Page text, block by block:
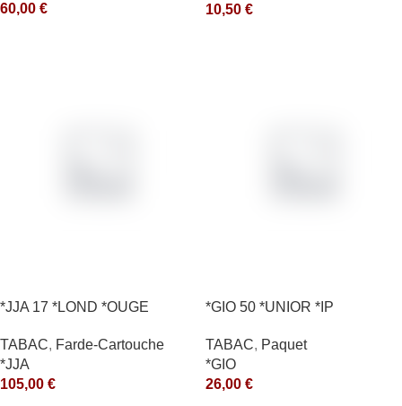
60,00 €
10,50 €
*JJA 17 *LOND *OUGE
TABAC, Farde-Cartouche
*JJA
105,00 €
*GIO 50 *UNIOR *IP
TABAC, Paquet
*GIO
26,00 €